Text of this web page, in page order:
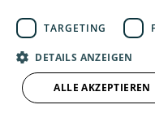
Um externe
wir
Weitere
TARGETING
DETAILS ANZEIGEN
ALLE AKZEPTIEREN